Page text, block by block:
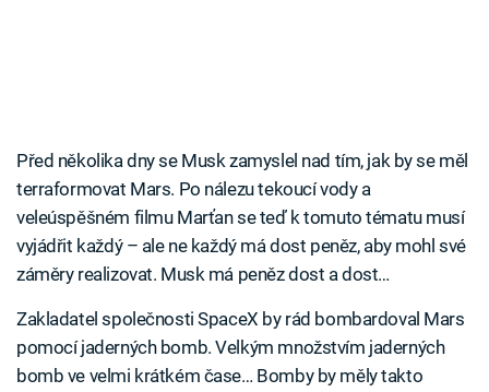
Před několika dny se Musk zamyslel nad tím, jak by se měl
terraformovat Mars. Po nálezu tekoucí vody a
veleúspěšném filmu Marťan se teď k tomuto tématu musí
vyjádřit každý – ale ne každý má dost peněz, aby mohl své
záměry realizovat. Musk má peněz dost a dost…
Zakladatel společnosti SpaceX by rád bombardoval Mars
pomocí jaderných bomb. Velkým množstvím jaderných
bomb ve velmi krátkém čase… Bomby by měly takto